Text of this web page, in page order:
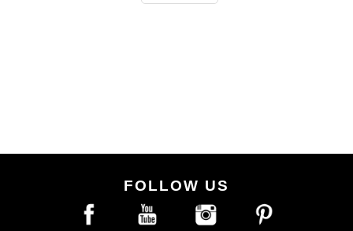
FOLLOW US